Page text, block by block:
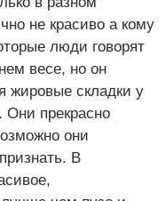
не красиво а кому
люди говорят
весе, но он
жировые складки у
Они прекрасно
они
В